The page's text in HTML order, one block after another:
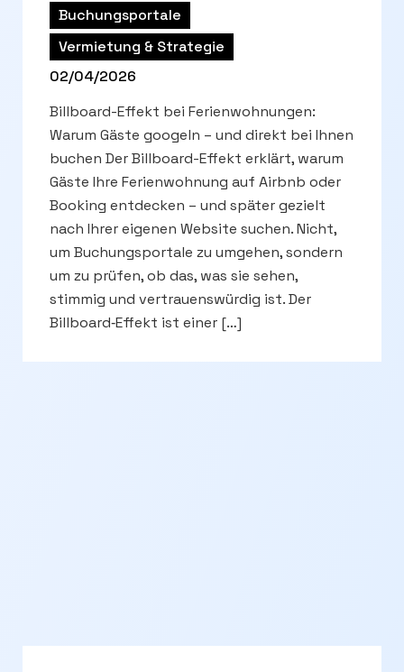
Buchungsportale
Vermietung & Strategie
02/04/2026
Billboard-Effekt bei Ferienwohnungen:
Warum Gäste googeln – und direkt bei Ihnen
buchen Der Billboard-Effekt erklärt, warum
Gäste Ihre Ferienwohnung auf Airbnb oder
Booking entdecken – und später gezielt
nach Ihrer eigenen Website suchen. Nicht,
um Buchungsportale zu umgehen, sondern
um zu prüfen, ob das, was sie sehen,
stimmig und vertrauenswürdig ist. Der
Billboard‑Effekt ist einer […]